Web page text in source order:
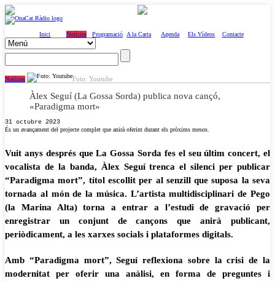
Inici Notícies Programació A la Carta Agenda Els Vídeos Contacte
Notícies Foto: Youtube
Àlex Seguí (La Gossa Sorda) publica nova cançó,
«Paradigma mort»
31 octubre 2023
És un avançament del projecte complet que anirà oferint durant els pròxims mesos.
Vuit anys després que La Gossa Sorda fes el seu últim concert, el
vocalista de la banda, Àlex Seguí trenca el silenci per publicar
“Paradigma mort”, títol escollit per al senzill que suposa la seva
tornada al món de la música. L’artista multidisciplinari de Pego
(la Marina Alta) torna a entrar a l’estudi de gravació per
enregistrar un conjunt de cançons que anirà publicant,
periòdicament, a les xarxes socials i plataformes digitals.
Amb “Paradigma mort”, Seguí reflexiona sobre la crisi de la
modernitat per oferir una anàlisi, en forma de preguntes i